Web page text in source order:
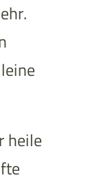
heile